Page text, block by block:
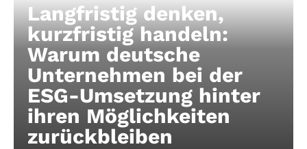
Langfristig denken,
kurzfristig handeln:
Warum deutsche
Unternehmen bei der
ESG-Umsetzung hinter
ihren Möglichkeiten
zurückbleiben